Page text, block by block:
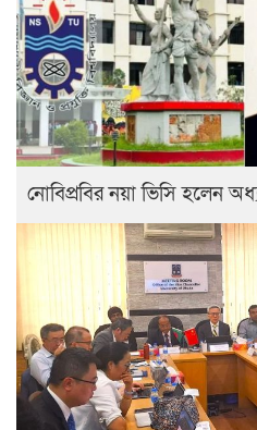
নোবিপ্রবির নয়া ভিসি হলেন